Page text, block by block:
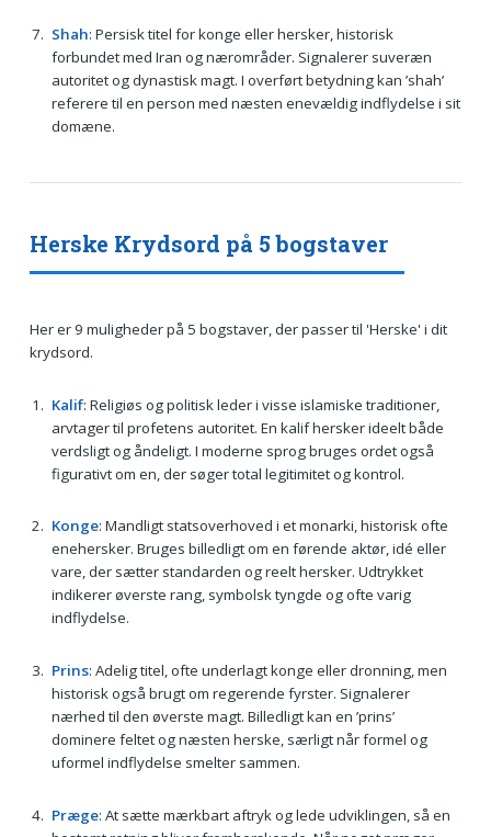
Shah: Persisk titel for konge eller hersker, historisk
forbundet med Iran og nærområder. Signalerer suveræn
autoritet og dynastisk magt. I overført betydning kan ’shah’
referere til en person med næsten enevældig indflydelse i sit
domæne.
Herske Krydsord på 5 bogstaver
Her er 9 muligheder på 5 bogstaver, der passer til 'Herske' i dit
krydsord.
Kalif: Religiøs og politisk leder i visse islamiske traditioner,
arvtager til profetens autoritet. En kalif hersker ideelt både
verdsligt og åndeligt. I moderne sprog bruges ordet også
figurativt om en, der søger total legitimitet og kontrol.
Konge: Mandligt statsoverhoved i et monarki, historisk ofte
enehersker. Bruges billedligt om en førende aktør, idé eller
vare, der sætter standarden og reelt hersker. Udtrykket
indikerer øverste rang, symbolsk tyngde og ofte varig
indflydelse.
Prins: Adelig titel, ofte underlagt konge eller dronning, men
historisk også brugt om regerende fyrster. Signalerer
nærhed til den øverste magt. Billedligt kan en ’prins’
dominere feltet og næsten herske, særligt når formel og
uformel indflydelse smelter sammen.
Præge: At sætte mærkbart aftryk og lede udviklingen, så en